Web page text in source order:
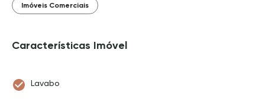
Imóveis Comerciais
Características Imóvel
Lavabo